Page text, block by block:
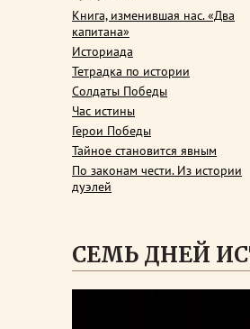
Книга, изменившая нас. «Два
капитана»
Историада
Тетрадка по истории
Солдаты Победы
Час истины
Герои Победы
Тайное становится явным
По законам чести. Из истории
дуэлей
СЕМЬ ДНЕЙ